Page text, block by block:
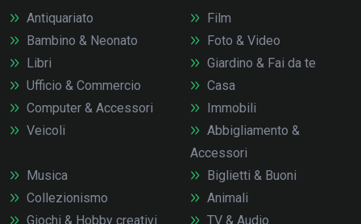
Antiquariato
Bambino & Neonato
Libri
Ufficio & Commercio
Computer & Accessori
Veicoli
Film
Foto & Video
Giardino & Fai da te
Casa
Immobili
Abbigliamento &
Accessori
Musica
Collezionismo
Giochi & Hobby creativi
Biglietti & Buoni
Animali
TV & Audio